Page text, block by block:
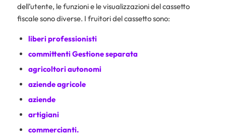
dell’utente, le funzioni e le visualizzazioni del cassetto
fiscale sono diverse. I fruitori del cassetto sono:
liberi professionisti
committenti Gestione separata
agricoltori autonomi
aziende agricole
aziende
artigiani
commercianti.